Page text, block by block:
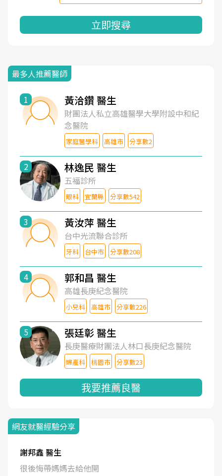
立即搜尋
最多人推薦醫師
1 黃洽鑽 醫生
財團法人私立高雄醫學大學附設中和紀
念醫院
家庭醫學科 高雄市 分享數2
2 林逸民 醫生
五福診所
眼科 宜蘭縣 分享數542
3 黃汝萍 醫生
台中光流聯合診所
牙科 台中市 分享數208
4 郭和昌 醫生
高雄長庚紀念醫院
小兒科 高雄市 分享數226
5 張廷彰 醫生
長庚醫療財團法人林口長庚紀念醫院
婦產科 桃園市 分享數23
我要推薦良醫
網友就醫經驗分享
謝邦鑫 醫生
很後悔帶媽媽去給他開